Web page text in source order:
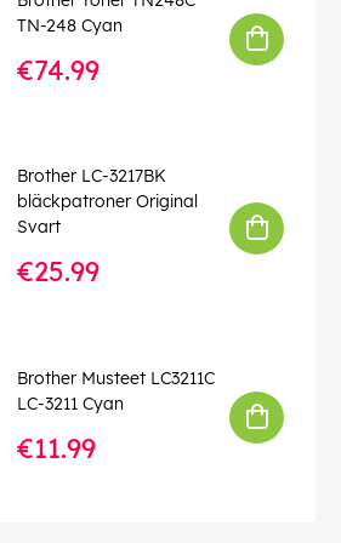
TN-248 Cyan
€74.99
Brother LC-3217BK
bläckpatroner Original
Svart
€25.99
Brother Musteet LC3211C
LC-3211 Cyan
€11.99